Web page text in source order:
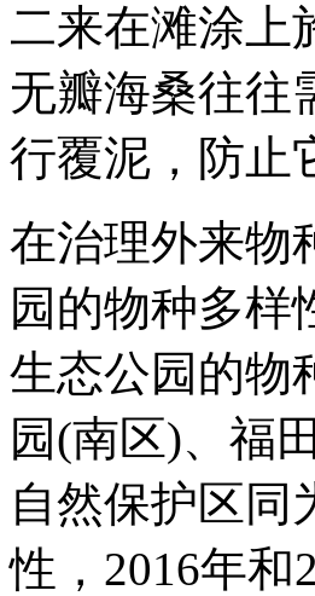
二来在滩涂上
无瓣海桑往往
行覆泥，防止
在治理外来物
园的物种多样
生态公园的物
园(南区)、福
自然保护区同
性，2016年和